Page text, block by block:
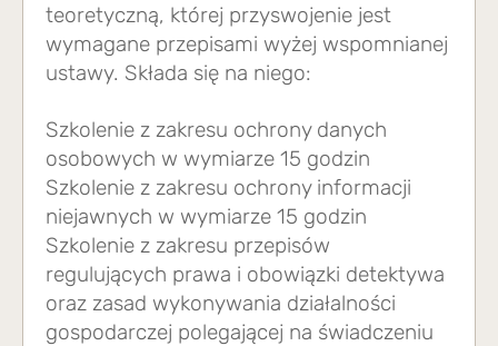
teoretyczną, której przyswojenie jest
wymagane przepisami wyżej wspomnianej
ustawy. Składa się na niego:
Szkolenie z zakresu ochrony danych
osobowych w wymiarze 15 godzin
Szkolenie z zakresu ochrony informacji
niejawnych w wymiarze 15 godzin
Szkolenie z zakresu przepisów
regulujących prawa i obowiązki detektywa
oraz zasad wykonywania działalności
gospodarczej polegającej na świadczeniu